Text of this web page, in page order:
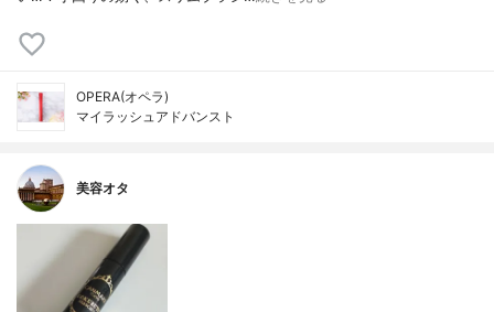
OPERA(オペラ)
マイラッシュアドバンスト
美容オタ